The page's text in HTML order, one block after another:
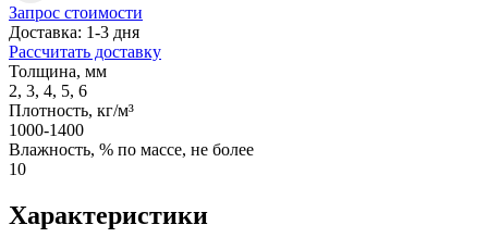
Запрос стоимости
Доставка: 1-3 дня
Рассчитать доставку
Толщина, мм
2, 3, 4, 5, 6
Плотность, кг/м³
1000-1400
Влажность, % по массе, не более
10
Характеристики